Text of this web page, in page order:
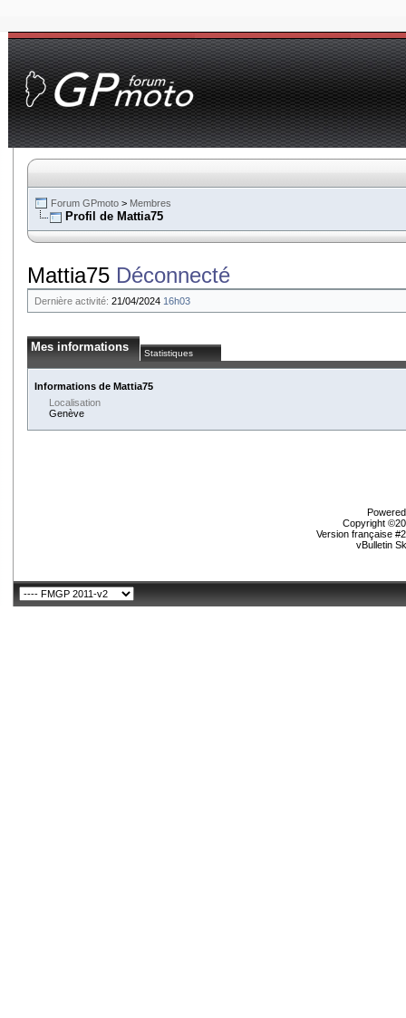
Forum GPmoto > Membres
Profil de Mattia75
Mattia75 Déconnecté
Dernière activité: 21/04/2024 16h03
Mes informations Statistiques
Informations de Mattia75
Localisation
Genève
Copyright
Version française
vBulletin